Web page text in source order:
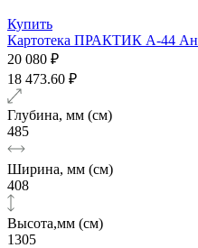
Купить
Картотека ПРАКТИК А-44
20 080 ₽
18 473.60 ₽
Глубина, мм (см)
485
Ширина, мм (см)
408
Высота,мм (см)
1305